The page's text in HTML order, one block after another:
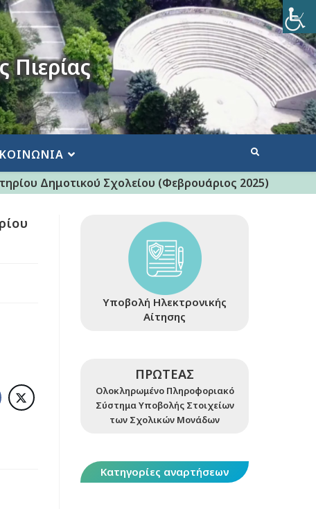
Πιερίας
Δημοτικού Σχολείου (Φεβρουάριος 2025)
Υποβολή Ηλεκτρονικής
Αίτησης
ΠΡΩΤΕΑΣ
Ολοκληρωμένο Πληροφοριακό
Σύστημα Υποβολής Στοιχείων
των Σχολικών Μονάδων
Κατηγορίες αναρτήσεων